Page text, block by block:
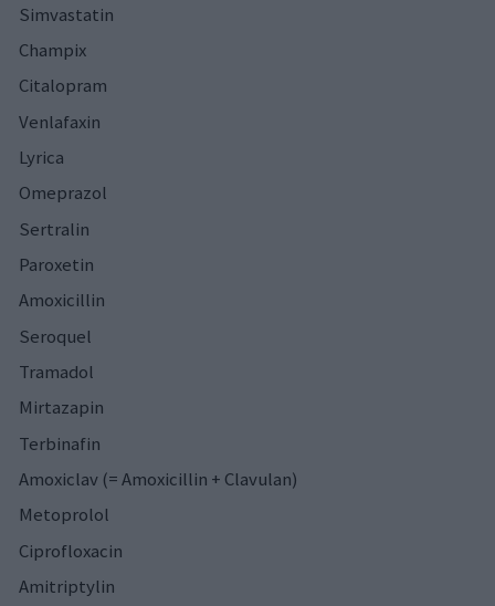
Simvastatin
Champix
Citalopram
Venlafaxin
Lyrica
Omeprazol
Sertralin
Paroxetin
Amoxicillin
Seroquel
Tramadol
Mirtazapin
Terbinafin
Amoxiclav (= Amoxicillin + Clavulan)
Metoprolol
Ciprofloxacin
Amitriptylin